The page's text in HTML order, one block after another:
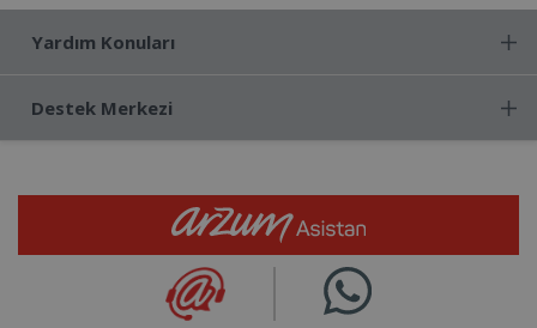
Yardım Konuları
Destek Merkezi